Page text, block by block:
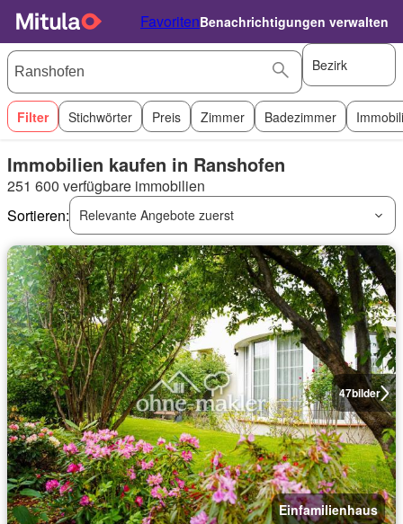
FavoritenBenachrichtigungen verwalten
Bezirk
Filter Stichwörter Preis Zimmer Badezimmer
Immobilien kaufen in Ranshofen
251 600 verfügbare immobilien
Sortieren:
Relevante Angebote zuerst
47bilder
Einfamilienhaus